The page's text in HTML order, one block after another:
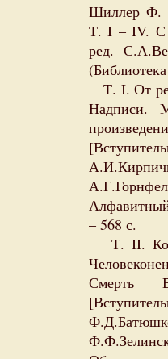
Шиллер Ф.
Т. I – IV. С
ред.
Т. I. От
Надписи.
– 568 с.
Т. II.
Смерть